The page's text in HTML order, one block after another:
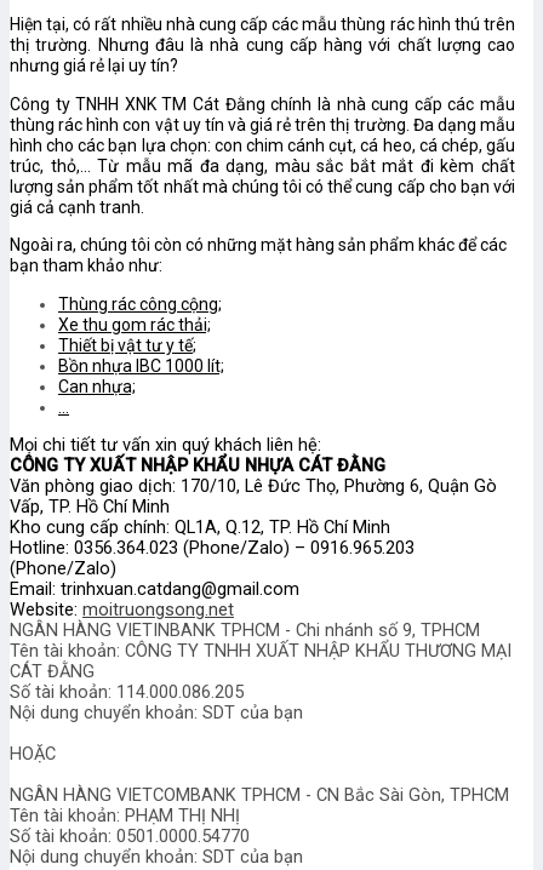
Hiện tại, có rất nhiều nhà cung cấp các mẫu thùng rác hình thú trên
thị trường. Nhưng đâu là nhà cung cấp hàng với chất lượng cao
nhưng giá rẻ lại uy tín?
Công ty TNHH XNK TM Cát Đằng chính là nhà cung cấp các mẫu
thùng rác hình con vật uy tín và giá rẻ trên thị trường. Đa dạng mẫu
hình cho các bạn lựa chọn: con chim cánh cụt, cá heo, cá chép, gấu
trúc, thỏ,… Từ mẫu mã đa dạng, màu sắc bắt mắt đi kèm chất
lượng sản phẩm tốt nhất mà chúng tôi có thể cung cấp cho bạn với
giá cả cạnh tranh.
Ngoài ra, chúng tôi còn có những mặt hàng sản phẩm khác để các
bạn tham khảo như:
Thùng rác công cộng;
Xe thu gom rác thải;
Thiết bị vật tư y tế;
Bồn nhựa IBC 1000 lít;
Can nhựa;
Mọi chi tiết tư vấn xin quý khách liên hệ:
CÔNG TY XUẤT NHẬP KHẨU NHỰA CÁT ĐẰNG
Văn phòng giao dịch: 170/10, Lê Đức Thọ, Phường 6, Quận Gò
Vấp, TP. Hồ Chí Minh
Kho cung cấp chính: QL1A, Q.12, TP. Hồ Chí Minh
Hotline: 0356.364.023 (Phone/Zalo) – 0916.965.203
(Phone/Zalo)
Email: trinhxuan.catdang@gmail.com
Website: moitruongsong.net
NGÂN HÀNG VIETINBANK TPHCM - Chi nhánh số 9, TPHCM
Tên tài khoản: CÔNG TY TNHH XUẤT NHẬP KHẨU THƯƠNG MẠI
CÁT ĐẰNG
Số tài khoản: 114.000.086.205
Nội dung chuyển khoản: SDT của bạn
HOẶC
NGÂN HÀNG VIETCOMBANK TPHCM - CN Bắc Sài Gòn, TPHCM
Tên tài khoản: PHẠM THỊ NHỊ
Số tài khoản: 0501.0000.54770
Nội dung chuyển khoản: SDT của bạn